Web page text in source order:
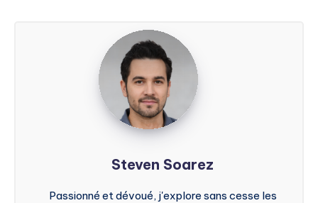
Steven
Soarez
Steven Soarez
Passionné et dévoué, j'explore sans cesse les